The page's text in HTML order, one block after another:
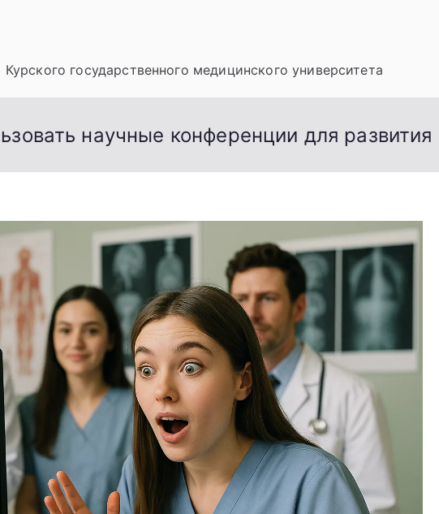
государственного медицинского университета
научные конференции для